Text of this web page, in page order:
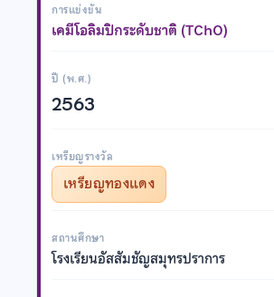
การแข่งขัน
เคมีโอลิมปิกระดับชาติ (TChO)
ปี (พ.ศ.)
2563
เหรียญรางวัล
เหรียญทองแดง
สถานศึกษา
โรงเรียนอัสสัมชัญสมุทรปราการ